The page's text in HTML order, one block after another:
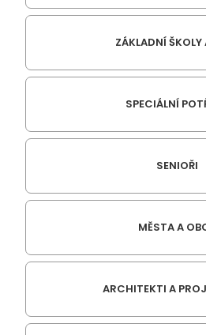
ZÁKLADNÍ ŠKOLY
SPECIÁLNÍ
SENIOŘI
MĚSTA A
ARCHITEKTI A